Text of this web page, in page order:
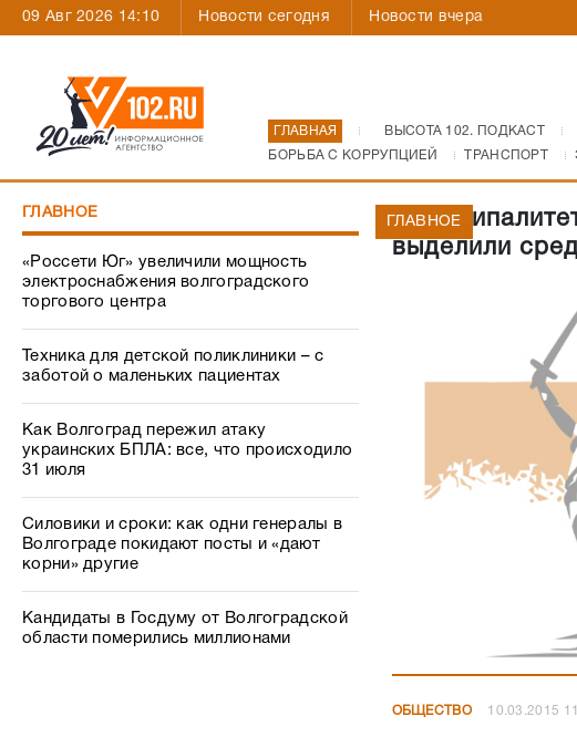
09 Авг 2026 14:10 Новости сегодня Новости вчера
ГЛАВНАЯ ВЫСОТА 102. ПОДКАСТ
БОРЬБА С КОРРУПЦИЕЙ
ТРАНСПОРТ
ГЛАВНОЕ
«Россети Юг» увеличили мощность
электроснабжения волгоградского
торгового центра
Техника для детской поликлиники – с
заботой о маленьких пациентах
Как Волгоград пережил атаку
украинских БПЛА: все, что происходило
31 июля
Силовики и сроки: как одни генералы в
Волгограде покидают посты и «дают
корни» другие
Кандидаты в Госдуму от Волгоградской
области померились миллионами
выделили
ГЛАВНОЕ
ОБЩЕСТВО 10.03.2015